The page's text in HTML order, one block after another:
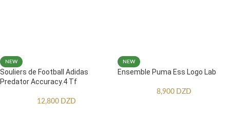
NEW
Souliers de Football Adidas
Predator Accuracy.4 Tf
12,800 DZD
NEW
Ensemble Puma Ess Logo Lab
8,900 DZD